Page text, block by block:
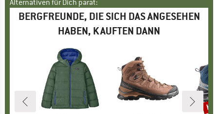
Alternativen für Dich parat:
BERGFREUNDE, DIE SICH DAS ANGESEHEN
HABEN, KAUFTEN DANN